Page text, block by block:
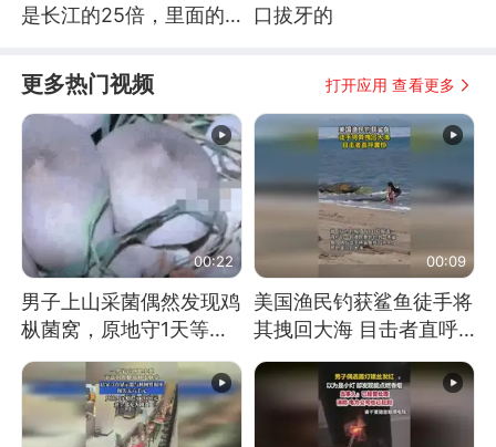
是长江的25倍，里面的
口拔牙的
更多热门视频 打开应用 查看更多
00:22
男子上山采菌偶然发现鸡
枞菌窝，原地守1天等它
长大：挖了140多朵
00:09
美国渔民钓获鲨鱼徒手将
其拽回大海 目击者直呼
震惊 （视频来源：参考
消息）